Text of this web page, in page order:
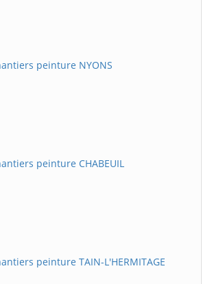
peinture NYONS
peinture CHABEUIL
peinture TAIN-L'HERMITAGE